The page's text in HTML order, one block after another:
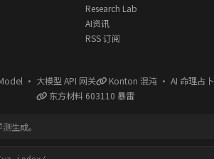
Research Lab
AI资讯
RSS 订阅
· 大模型 API 网关 Konton 混沌 · AI 命理占卜
东方材料 603110 暴雷
生成。